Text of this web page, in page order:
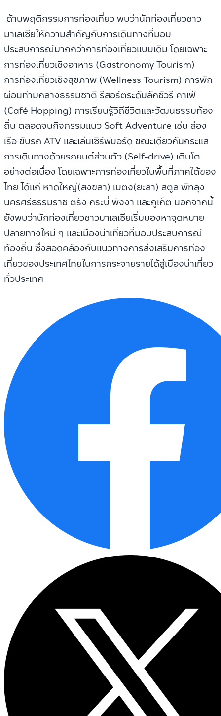
ด้านพฤติกรรมการท่องเที่ยว พบว่านักท่องเที่ยวชาว
มาเลเซียให้ความสำคัญกับการเดินทางที่มอบ
ประสบการณ์มากกว่าการท่องเที่ยวแบบเดิม โดยเฉพาะ
การท่องเที่ยวเชิงอาหาร (Gastronomy Tourism)
การท่องเที่ยวเชิงสุขภาพ (Wellness Tourism) การพัก
ผ่อนท่ามกลางธรรมชาติ รีสอร์ตระดับลักชัวรี คาเฟ่
(Café Hopping) การเรียนรู้วิถีชีวิตและวัฒนธรรมท้อง
ถิ่น ตลอดจนกิจกรรมแนว Soft Adventure เช่น ล่อง
เรือ ขับรถ ATV และเล่นเซิร์ฟบอร์ด ขณะเดียวกันกระแส
การเดินทางด้วยรถยนต์ส่วนตัว (Self-drive) เติบโต
อย่างต่อเนื่อง โดยเฉพาะการท่องเที่ยวในพื้นที่ภาคใต้ของ
ไทย ได้แก่ หาดใหญ่(สงขลา) เบตง(ยะลา) สตูล พัทลุง
นครศรีธรรมราช ตรัง กระบี่ พังงา และภูเก็ต นอกจากนี้
ยังพบว่านักท่องเที่ยวชาวมาเลเซียเริ่มมองหาจุดหมาย
ปลายทางใหม่ ๆ และเมืองน่าเที่ยวที่มอบประสบการณ์
ท้องถิ่น ซึ่งสอดคล้องกับแนวทางการส่งเสริมการท่อง
เที่ยวของประเทศไทยในการกระจายรายได้สู่เมืองน่าเที่ยว
ทั่วประเทศ